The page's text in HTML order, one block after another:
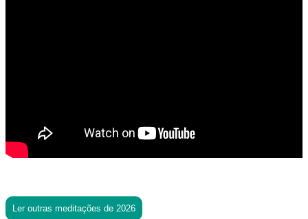
Ler outras meditações de 2026